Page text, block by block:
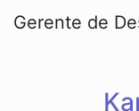
Gerente de